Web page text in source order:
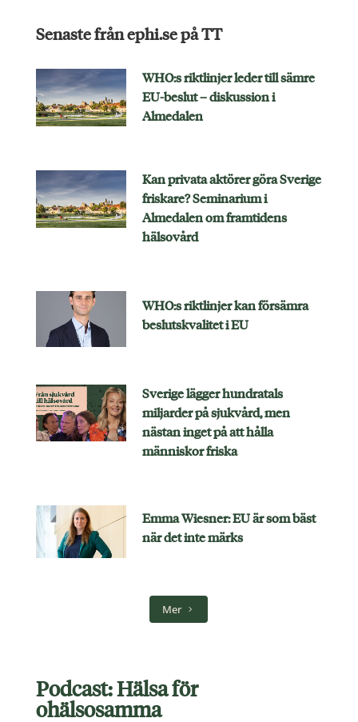
Senaste från ephi.se på TT
WHO:s riktlinjer leder till sämre
EU-beslut – diskussion i
Almedalen
Kan privata aktörer göra Sverige
friskare? Seminarium i
Almedalen om framtidens
hälsovård
WHO:s riktlinjer kan försämra
beslutskvalitet i EU
Sverige lägger hundratals
miljarder på sjukvård, men
nästan inget på att hålla
människor friska
Emma Wiesner: EU är som bäst
när det inte märks
Mer
Podcast: Hälsa för
ohälsosamma